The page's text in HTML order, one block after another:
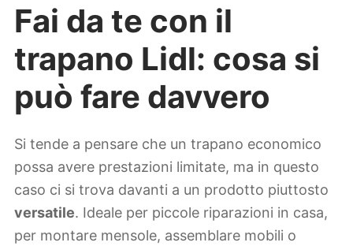
Fai da te con il
trapano Lidl: cosa si
può fare davvero
Si tende a pensare che un trapano economico
possa avere prestazioni limitate, ma in questo
caso ci si trova davanti a un prodotto piuttosto
versatile. Ideale per piccole riparazioni in casa,
per montare mensole, assemblare mobili o